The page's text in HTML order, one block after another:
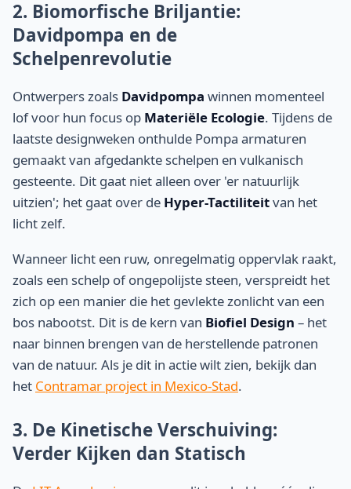
2. Biomorfische Briljantie:
Davidpompa en de
Schelpenrevolutie
Ontwerpers zoals Davidpompa winnen momenteel
lof voor hun focus op Materiële Ecologie. Tijdens de
laatste designweken onthulde Pompa armaturen
gemaakt van afgedankte schelpen en vulkanisch
gesteente. Dit gaat niet alleen over 'er natuurlijk
uitzien'; het gaat over de Hyper-Tactiliteitvan het
licht zelf.
Wanneer licht een ruw, onregelmatig oppervlak raakt,
zoals een schelp of ongepolijste steen, verspreidt het
zich op een manier die het gevlekte zonlicht van een
bos nabootst. Dit is de kern van Biofiel Design – het
naar binnen brengen van de herstellende patronen
van de natuur. Als je dit in actie wilt zien, bekijk dan
het Contramar project in Mexico-Stad.
3. De Kinetische Verschuiving:
Verder Kijken dan Statisch